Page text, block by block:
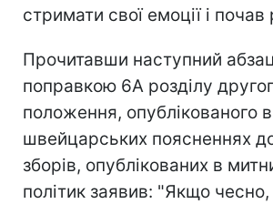
стримати свої емоції і почав
Прочитавши наступний
поправкою 6А розділу
положення, опублікованого
швейцарських поясненнях
зборів, опублікованих в
політик заявив: "Якщо чесно,